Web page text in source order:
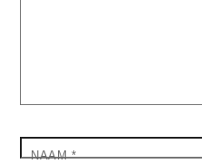
NAAM*